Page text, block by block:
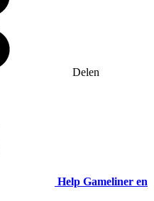
Delen
Help Gameliner en